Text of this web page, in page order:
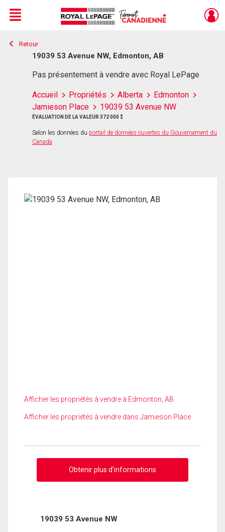
Live
En Direct
Menu
Retour
19039 53 Avenue NW, Edmonton, AB
Pas présentement à vendre avec Royal LePage
Accueil Propriétés Alberta
Edmonton
Jamieson Place
19039 53 Avenue NW
ÉVALUATION DE LA VALEUR 372 000 $
Selon les données du portail de données ouvertes du Gouvernement du
Canada
Afficher les propriétés à vendre à Edmonton, AB
Afficher les propriétés à vendre dans Jamieson Place
Obtenir plus d'informations
19039 53 Avenue NW